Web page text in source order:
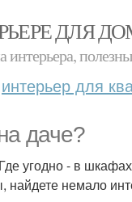
ДЛЯ
интерьер для
даче?
угодно - в
найдете немало